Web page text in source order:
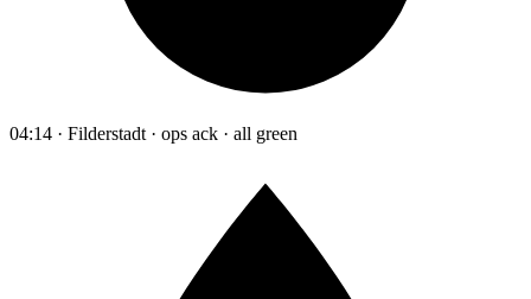
04:14 · Filderstadt · ops ack · all green